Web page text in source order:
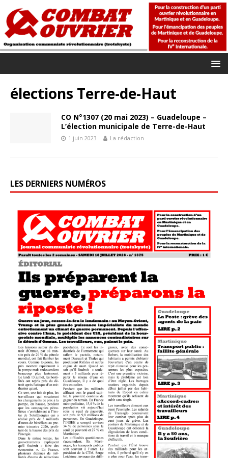
élections Terre-de-Haut
CO N°1307 (20 mai 2023) – Guadeloupe –
L’élection municipale de Terre-de-Haut
1 juin 2023 La rédaction
LES DERNIERS NUMÉROS